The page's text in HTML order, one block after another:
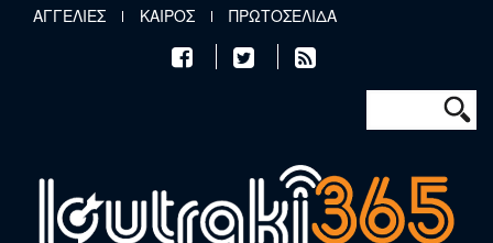
Παράκαμψη προς το κυρίως περιεχόμενο
ΑΓΓΕΛΙΕΣ ΚΑΙΡΟΣ ΠΡΩΤΟΣΕΛΙΔΑ
Φόρμα
Αναζήτηση